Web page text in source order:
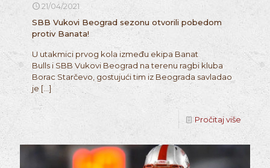
21/04/2021
SBB Vukovi Beograd sezonu otvorili pobedom
protiv Banata!
U utakmici prvog kola između ekipa Banat
Bulls i SBB Vukovi Beograd na terenu ragbi kluba
Borac Starčevo, gostujući tim iz Beograda savladao
je […]
Pročitaj više